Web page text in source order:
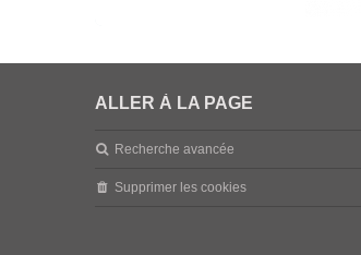
ALLER À LA PAGE
Recherche avancée
Supprimer les cookies